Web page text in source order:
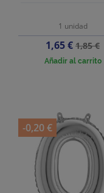
1 unidad
Precio
1,65 €Precio
base
1,85 €
Añadir al carrito
-0,20 €